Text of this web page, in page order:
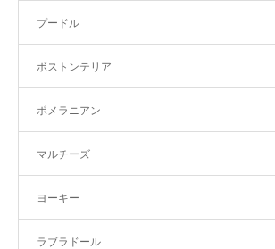
プードル
ボストンテリア
ポメラニアン
マルチーズ
ヨーキー
ラブラドール